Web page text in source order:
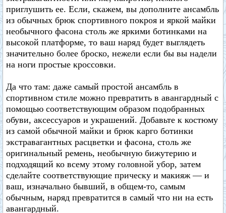
приглушить ее. Если, скажем, вы дополните ансамбль
из обычных брюк спортивного покроя и яркой майки
необычного фасона столь же яркими ботинками на
высокой платформе, то ваш наряд будет выглядеть
значительно более броско, нежели если бы вы надели
на ноги простые кроссовки.
Да что там: даже самый простой ансамбль в
спортивном стиле можно превратить в авангардный с
помощью соответствующим образом подобранных
обуви, аксессуаров и украшений. Добавьте к костюму
из самой обычной майки и брюк карго ботинки
экстравагантных расцветки и фасона, столь же
оригинальный ремень, необычную бижутерию и
подходящий ко всему этому головной убор, затем
сделайте соответствующие прическу и макияж — и
ваш, изначально бывший, в общем-то, самым
обычным, наряд превратится в самый что ни на есть
авангардный.